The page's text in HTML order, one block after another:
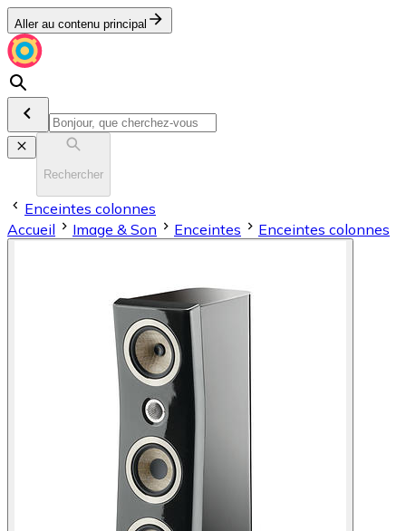
Aller au contenu principal
Rechercher
Enceintes colonnes
Accueil
Image & Son Enceintes Enceintes colonnes